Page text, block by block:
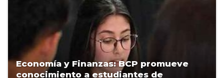
Economía y Finanzas: BCP promueve
conocimiento a estudiantes de